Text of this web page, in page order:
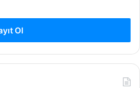
Ol